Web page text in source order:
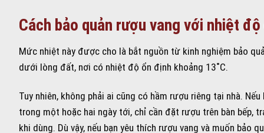
Cách bảo quản rượu vang với nhiệt
Mức nhiệt này được cho là bắt nguồn từ kinh nghiệm bảo
dưới lòng đất, nơi có nhiệt độ ổn định khoảng 13˚C.
Tuy nhiên, không phải ai cũng có hầm rượu riêng tại nhà.
trong một hoặc hai ngày tới, chỉ cần đặt rượu trên bàn bếp,
khi dùng. Dù vậy, nếu bạn yêu thích rượu vang và muốn bảo